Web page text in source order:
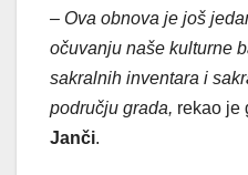
– Ova obnova je još
očuvanju naše kulturne
sakralnih inventara i
području grada, rekao je
Janči.